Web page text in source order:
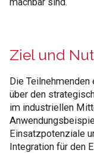
Ziel und
Die Teilnehmenden
über den
im industriellen
Einsatzpotenziale
Integration für den